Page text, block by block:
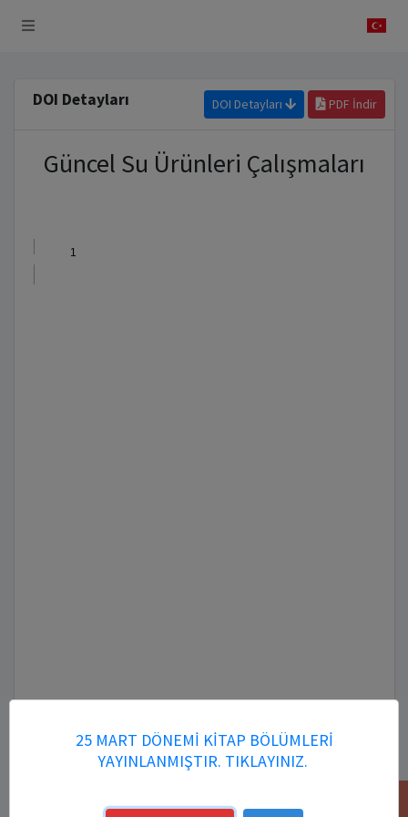
DOI Detayları DOI Detayları PDF İndir
Güncel Su Ürünleri Çalışmaları
25 MART DÖNEMİ KİTAP BÖLÜMLERİ
YAYINLANMIŞTIR. TIKLAYINIZ.